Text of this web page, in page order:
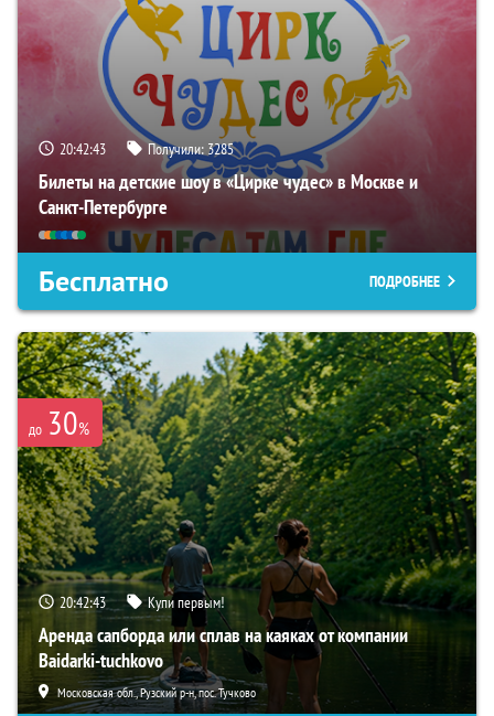
20:42:42 Получили: 3285
Билеты на детские шоу в «Цирке чудес» в Москве и
Санкт-Петербурге
Бесплатно ПОДРОБНЕЕ
до 30%
20:42:42 Купи первым!
Аренда сапборда или сплав на каяках от компании
Baidarki-tuchkovo
Московская обл., Рузский р-н, пос. Тучково